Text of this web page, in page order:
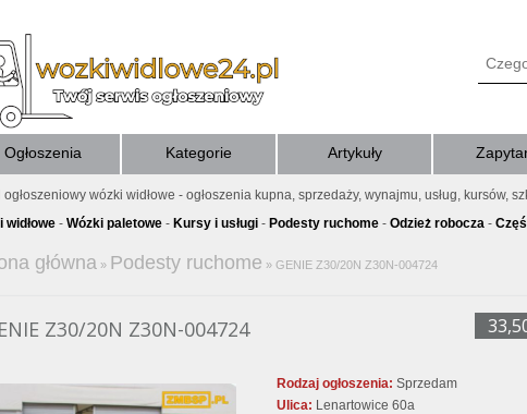
Ogłoszenia Kategorie Artykuły
ogłoszeniowy wózki widłowe - ogłoszenia kupna, sprzedaży, wynajmu, usług, kursów,
widłowe - Wózki paletowe - Kursy i usługi - Podesty ruchome - Odzież robocza -
główna » Podesty ruchome » GENIE Z30/20N Z30N-004724
Z30/20N Z30N-004724
Rodzaj ogłoszenia: Sprzedam
Ulica: Lenartowice 60a